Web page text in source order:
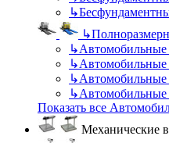
↳
↳
↳Автомобильные
↳Автомобильные
↳Автомобильные
↳Автомобильные
Показать все
Механические